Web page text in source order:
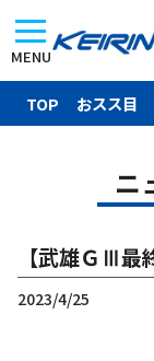
MENU
TOP おスス目
ニ
【武雄ＧⅢ
2023/4/25